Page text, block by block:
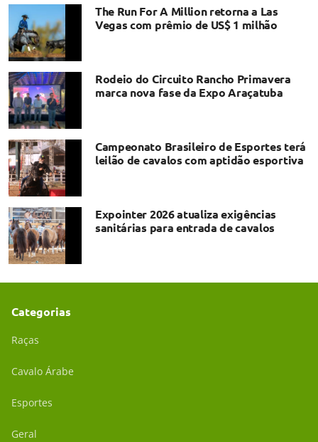
The Run For A Million retorna a Las
Vegas com prêmio de US$ 1 milhão
Rodeio do Circuito Rancho Primavera
marca nova fase da Expo Araçatuba
Campeonato Brasileiro de Esportes terá
leilão de cavalos com aptidão esportiva
Expointer 2026 atualiza exigências
sanitárias para entrada de cavalos
Categorias
Raças
Cavalo Árabe
Esportes
Geral